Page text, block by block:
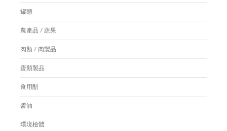
罐頭
農產品 / 蔬果
肉類 / 肉製品
蛋類製品
食用醋
醬油
環境檢體